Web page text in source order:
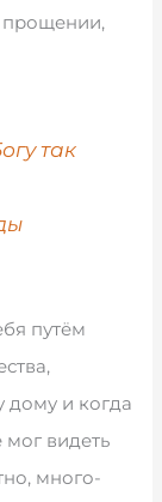
прощении,
так
путём
дому и когда
видеть
много-